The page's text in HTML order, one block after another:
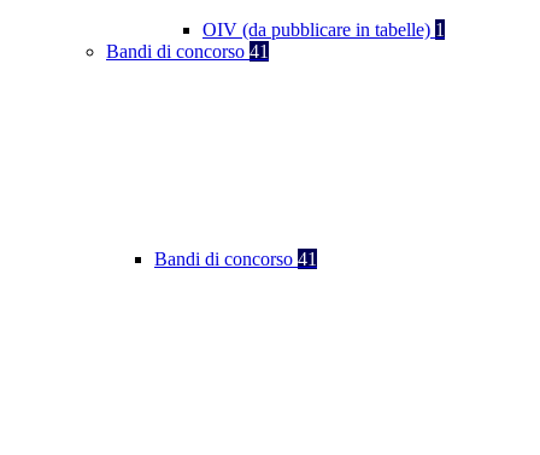
OIV (da pubblicare in tabelle) 1
Bandi di concorso 41
Bandi di concorso 41